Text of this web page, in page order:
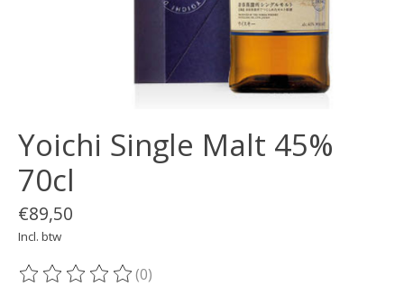
Yoichi Single Malt 45%
70cl
€89,50
Incl. btw
De beoordeling van dit product is
(0)